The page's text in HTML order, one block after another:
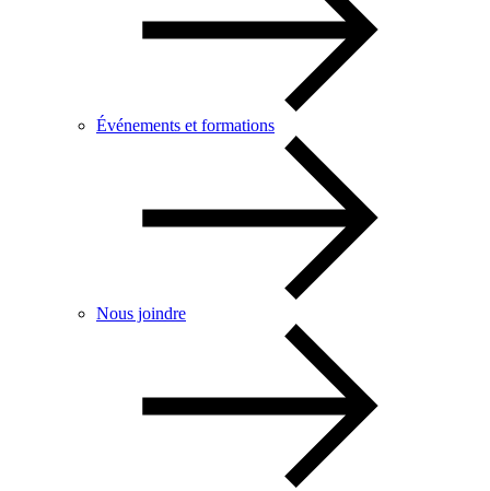
Événements et formations
Nous joindre